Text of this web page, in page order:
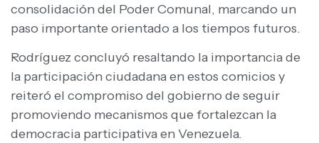
consolidación del Poder Comunal, marcando un
paso importante orientado a los tiempos futuros.
Rodríguez concluyó resaltando la importancia de
la participación ciudadana en estos comicios y
reiteró el compromiso del gobierno de seguir
promoviendo mecanismos que fortalezcan la
democracia participativa en Venezuela.